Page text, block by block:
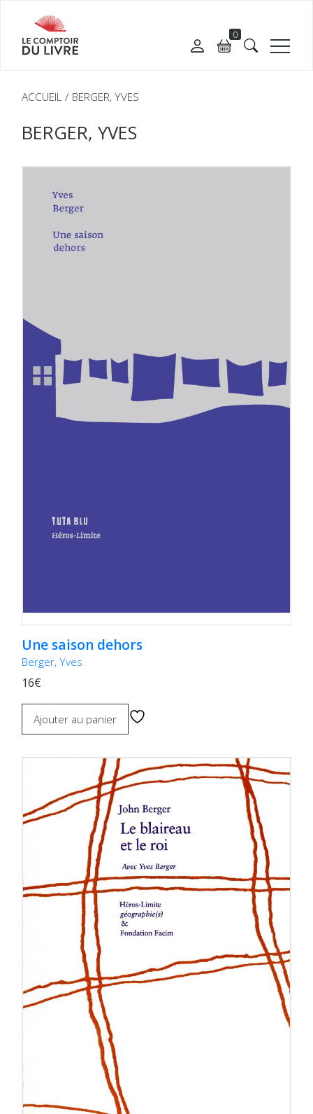
0
ACCUEIL BERGER, YVES
BERGER, YVES
Une saison dehors
Berger, Yves
16€
Ajouter au panier